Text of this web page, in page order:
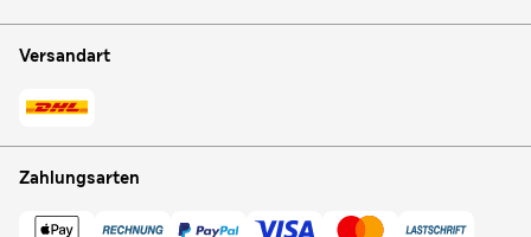
Versandart
Zahlungsarten